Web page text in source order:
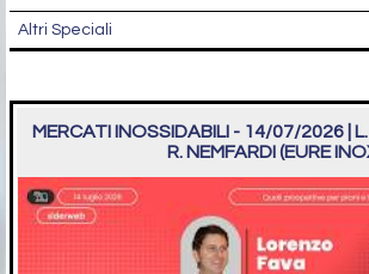
Altri Speciali
MERCATI INOSSIDABILI - 14/07/2026 | L.
R. NEMFARDI (EURE